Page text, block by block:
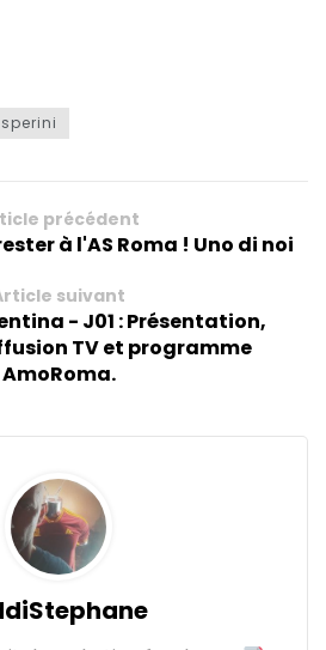
précédent
à l'AS Roma ! Uno di noi
suivant
- J01 : Présentation,
TV et programme
AmoRoma.